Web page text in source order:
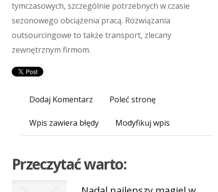
E-marketing
Agencje Reklamowe
Materiały Reklamowe
Inne Agencje
Hobby
Zajęcia Sportowe i Rekreacyjne
Produkcja
Informatyczne
Fotografia
tymczasowych, szczególnie potrzebnych w czasie
sezonowego obciążenia pracą. Rozwiązania
outsourcingowe to także transport, zlecany
zewnętrznym firmom.
Dodaj Komentarz Poleć stronę
Wpis zawiera błędy Modyfikuj wpis
Przeczytać warto: